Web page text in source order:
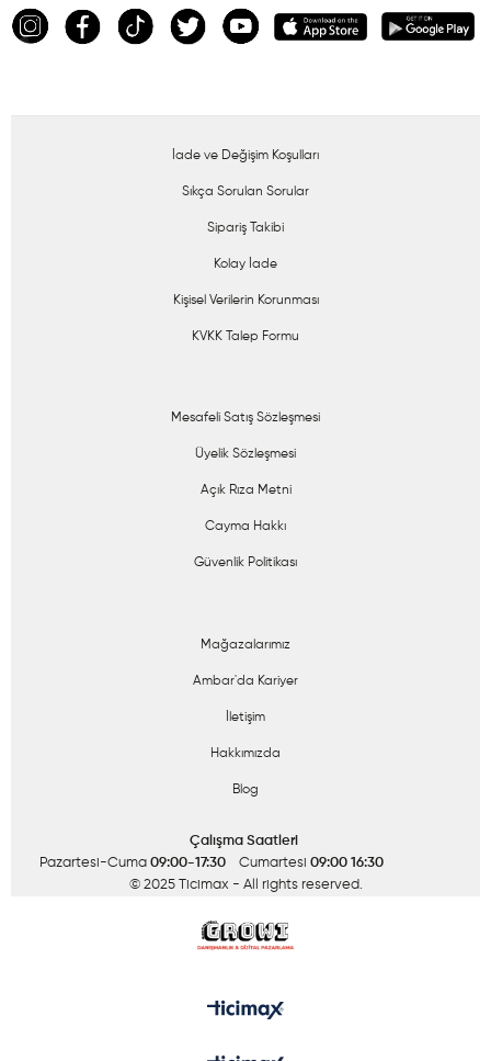
İade ve Değişim Koşulları
Sıkça Sorulan Sorular
Sipariş Takibi
Kolay İade
Kişisel Verilerin Korunması
KVKK Talep Formu
Mesafeli Satış Sözleşmesi
Üyelik Sözleşmesi
Açık Rıza Metni
Cayma Hakkı
Güvenlik Politikası
Mağazalarımız
Ambar'da Kariyer
İletişim
Hakkımızda
Blog
Çalışma Saatleri
Pazartesi-Cuma 09:00-17:30 Cumartesi 09:00 16:30
© 2025 Ticimax - All rights reserved.